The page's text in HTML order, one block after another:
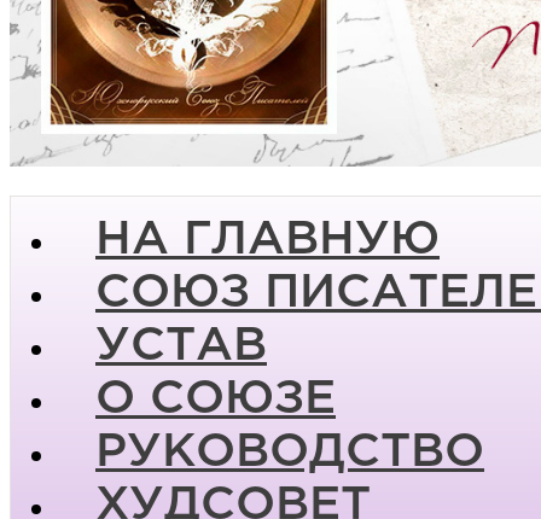
НА ГЛАВНУЮ
СОЮЗ
УСТАВ
О СОЮЗЕ
РУКОВОДСТВО
ХУДСОВЕТ